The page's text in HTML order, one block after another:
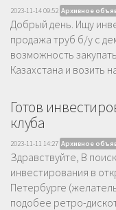
2023-11-14 09:52 Архивное
Добрый день. Ищу
продажа труб б/у с
возможность
Казахстана и возить
Готов
клуба
2023-11-11 14:27 Архивное
Здравствуйте, В
инвестирования в
Петербурге
подобее ретро-